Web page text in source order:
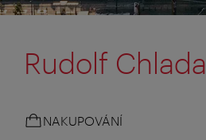
Rudolf Chlada
NAKUPOVÁNÍ